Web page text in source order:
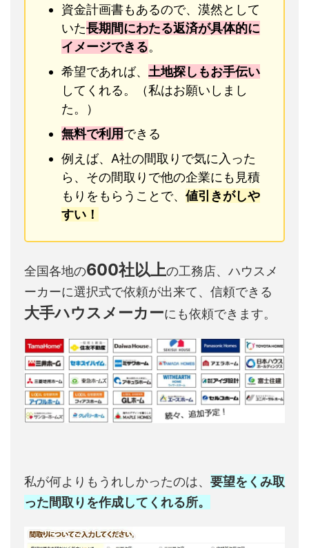
資金計画書もあるので、漠然として
いた長期間にわたる返済が具体的に
イメージできる。
希望であれば、 土地探しもお手伝い
してくれる。（私はお願いしまし
た。）
無料で利用できる
例えば、A社の間取りで気に入った
ら、その間取りで他の企業にも見積
もりをもらうことで、 値引きがしや
すい！
全国各地の600社以上の工務店、ハウスメ
ーカーに選択式で依頼が出来て、信頼できる
大手ハウスメーカーにも依頼できます。
私が何よりもうれしかったのは、 要望をくみ取
った間取りを作成してくれる所。